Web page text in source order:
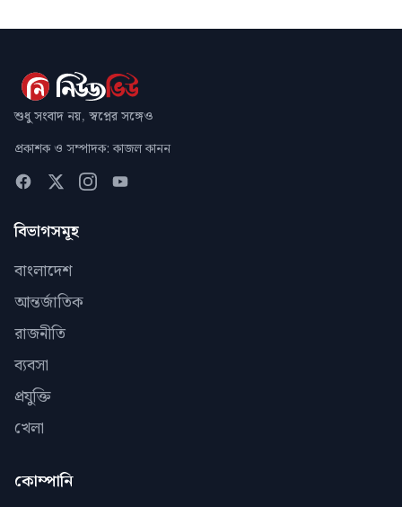
শুধু সংবাদ নয়, স্বপ্নের সঙ্গেও
প্রকাশক ও সম্পাদক: কাজল কানন
বিভাগসমূহ
বাংলাদেশ
আন্তর্জাতিক
রাজনীতি
ব্যবসা
প্রযুক্তি
খেলা
কোম্পানি